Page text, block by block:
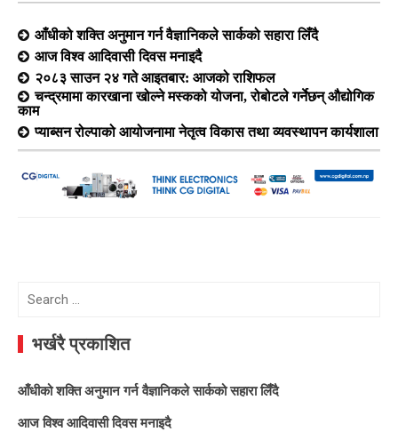
आँधीको शक्ति अनुमान गर्न वैज्ञानिकले सार्कको सहारा लिँदै
आज विश्व आदिवासी दिवस मनाइदै
२०८३ साउन २४ गते आइतबार: आजको राशिफल
चन्द्रमामा कारखाना खोल्ने मस्कको योजना, रोबोटले गर्नेछन् औद्योगिक
काम
प्याब्सन रोल्पाको आयोजनामा नेतृत्व विकास तथा व्यवस्थापन कार्यशाला
Search
भर्खरै प्रकाशित
आँधीको शक्ति अनुमान गर्न वैज्ञानिकले सार्कको सहारा लिँदै
आज विश्व आदिवासी दिवस मनाइदै